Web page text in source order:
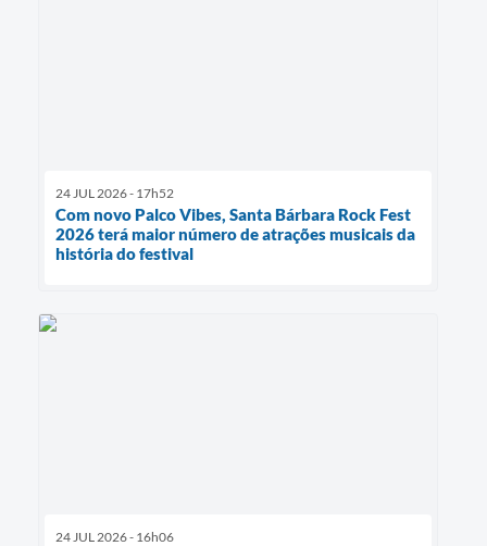
24 JUL 2026 - 17h52
Com novo Palco Vibes, Santa Bárbara Rock Fest
2026 terá maior número de atrações musicais da
história do festival
24 JUL 2026 - 16h06